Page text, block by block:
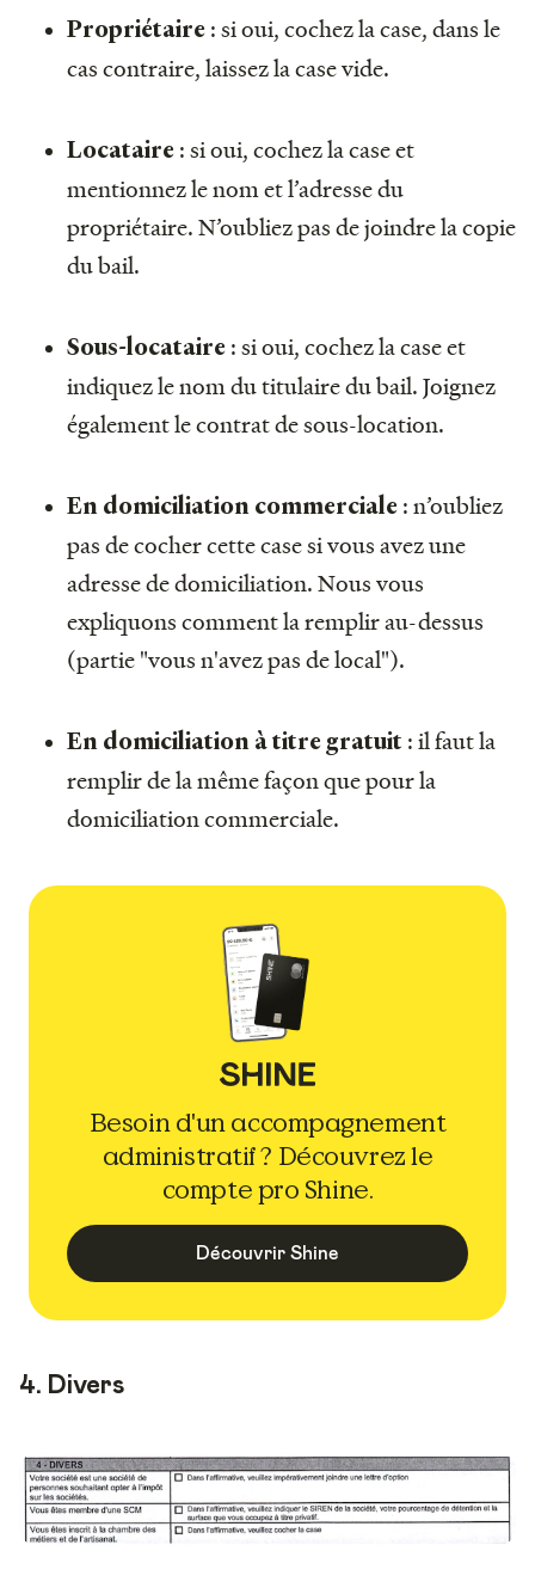
Propriétaire : si oui, cochez la case, dans le
cas contraire, laissez la case vide.
Locataire : si oui, cochez la case et
mentionnez le nom et l’adresse du
propriétaire. N’oubliez pas de joindre la copie
du bail.
Sous-locataire : si oui, cochez la case et
indiquez le nom du titulaire du bail. Joignez
également le contrat de sous-location.
En domiciliation commerciale : n’oubliez
pas de cocher cette case si vous avez une
adresse de domiciliation. Nous vous
expliquons comment la remplir au-dessus
(partie "vous n'avez pas de local").
En domiciliation à titre gratuit : il faut la
remplir de la même façon que pour la
domiciliation commerciale.
Besoin d'un accompagnement
administratif ? Découvrez le
compte pro Shine.
Découvrir Shine
4. Divers